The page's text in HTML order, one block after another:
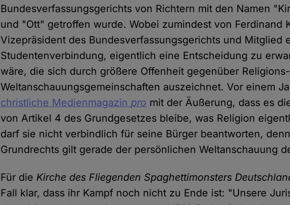
Bundesverfassungsgerichts von Richtern mit den Namen
und "Ott" getroffen wurde. Wobei zumindest von Ferdinand
Vizepräsident des Bundesverfassungsgerichts und Mitglied
Studentenverbindung, eigentlich eine Entscheidung zu
wäre, die sich durch größere Offenheit gegenüber
Weltanschauungsgemeinschaften auszeichnet. Vor einem
christliche Medienmagazin pro mit der Äußerung, dass es
von Artikel 4 des Grundgesetzes bleibe, was Religion
darf sie nicht verbindlich für seine Bürger beantworten,
Grundrechts gilt gerade der persönlichen Weltanschauung
Für die Kirche des Fliegenden Spaghettimonsters
Fall klar, dass ihr Kampf noch nicht zu Ende ist: "Unsere